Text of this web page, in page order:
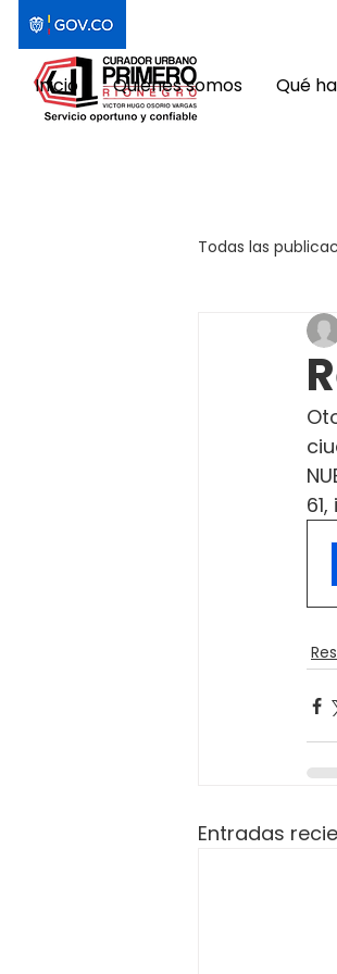
Inicio Quiénes somos Qué
Todas las
Entradas